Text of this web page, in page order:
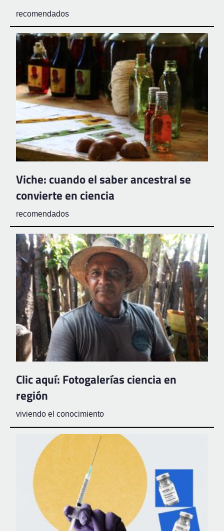
recomendados
Viche: cuando el saber ancestral se
convierte en ciencia
recomendados
Clic aquí: Fotogalerías ciencia en
región
viviendo el conocimiento